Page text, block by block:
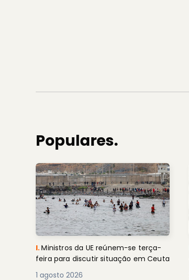
Populares.
I.Ministros da UE reúnem-se terça-
feira para discutir situação em Ceuta
1 agosto 2026